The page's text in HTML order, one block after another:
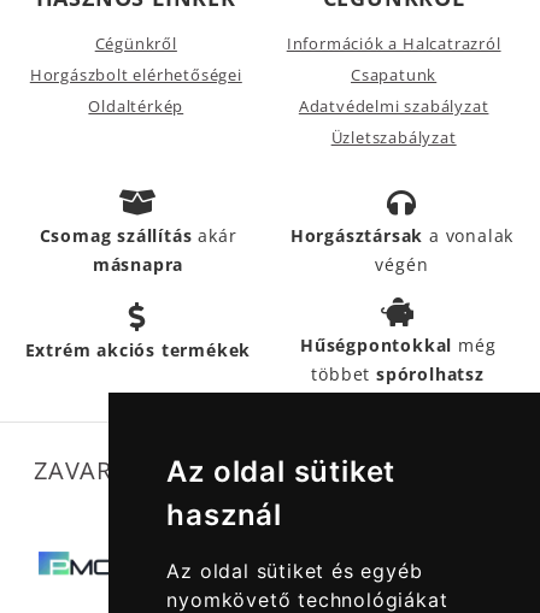
Az oldal sütiket
használ
Az oldal sütiket és egyéb
nyomkövető technológiákat
Cégünkről
Horgászbolt elérhetőségei
Oldaltérkép
Információk a Halcatrazról
Csapatunk
Adatvédelmi szabályzat
Üzletszabályzat
Csomag szállításakár
másnapra
Horgásztársak a vonalak
végén
Extrém akciós termékek Hűségpontokkal még
többetspórolhatsz
ZAVARTALAN MŰKÖDÉSÜNKET SEGÍTIK